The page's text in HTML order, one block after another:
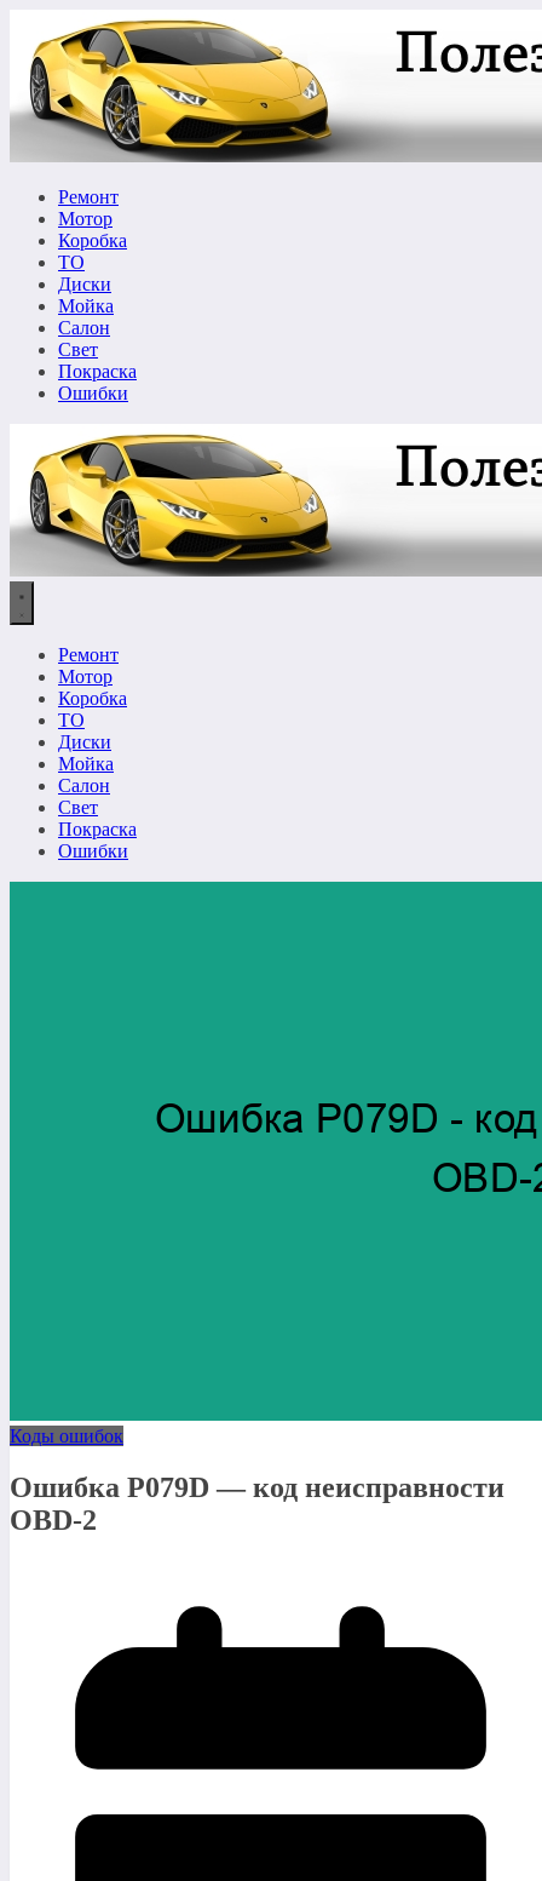
содержимому
Ремонт
Мотор
Коробка
ТО
Диски
Мойка
Салон
Свет
Покраска
Ошибки
Ремонт
Мотор
Коробка
ТО
Диски
Мойка
Салон
Свет
Покраска
Ошибки
Коды ошибок
Ошибка P079D — код неисправности
OBD-2